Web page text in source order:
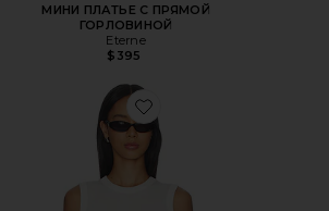
МИНИ ПЛАТЬЕ С ПРЯМОЙ
ГОРЛОВИНОЙ
Eterne
$395
Favorite ПРИТАЛЕННЫЙ